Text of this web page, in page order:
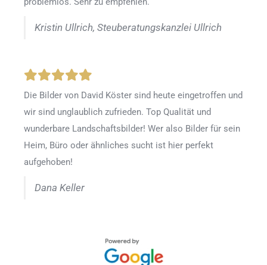
Kristin Ullrich, Steuberatungskanzlei Ullrich
Die Bilder von David Köster sind heute eingetroffen und
wir sind unglaublich zufrieden. Top Qualität und
wunderbare Landschaftsbilder! Wer also Bilder für sein
Heim, Büro oder ähnliches sucht ist hier perfekt
aufgehoben!
Dana Keller